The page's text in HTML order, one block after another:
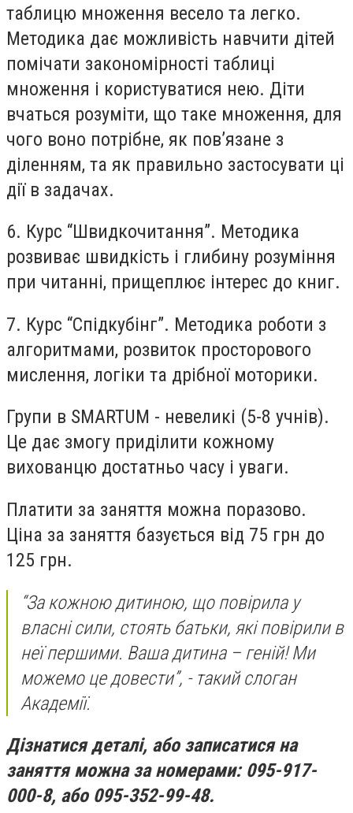
таблицю множення весело та легко.
Методика дає можливість навчити дітей
помічати закономірності таблиці
множення і користуватися нею. Діти
вчаться розуміти, що таке множення, для
чого воно потрібне, як пов’язане з
діленням, та як правильно застосувати ці
дії в задачах.
6. Курс “Швидкочитання”. Методика
розвиває швидкість і глибину розуміння
при читанні, прищеплює інтерес до книг.
7. Курс “Спідкубінг”. Методика роботи з
алгоритмами, розвиток просторового
мислення, логіки та дрібної моторики.
Групи в SMARTUM - невеликі (5-8 учнів).
Це дає змогу приділити кожному
вихованцю достатньо часу і уваги.
Платити за заняття можна поразово.
Ціна за заняття базується від 75 грн до
125 грн.
“За кожною дитиною, що повірила у
власні сили, стоять батьки, які повірили в
неї першими. Ваша дитина – геній! Ми
можемо це довести”, - такий слоган
Академії.
Дізнатися деталі, або записатися на
заняття можна за номерами: 095-917-
000-8, або 095-352-99-48.